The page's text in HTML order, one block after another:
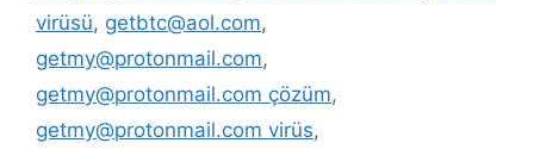
virüsü, getbtc@aol.com,
getmy@protonmail.com,
getmy@protonmail.com çözüm,
getmy@protonmail.com virüs,